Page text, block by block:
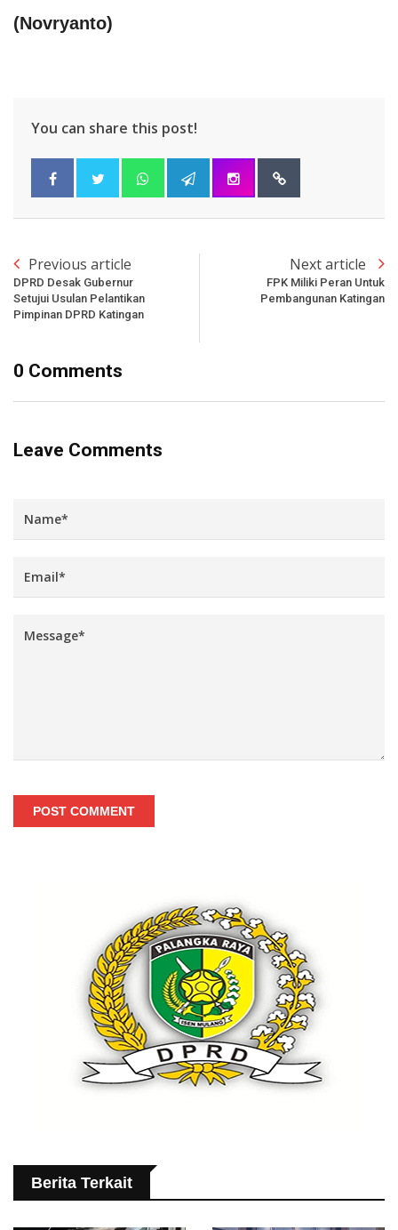
(Novryanto)
You can share this post!
Previous article
DPRD Desak Gubernur
Setujui Usulan Pelantikan
Pimpinan DPRD Katingan
Next article
FPK Miliki Peran Untuk
Pembangunan Katingan
0 Comments
Leave Comments
POST COMMENT
Berita Terkait